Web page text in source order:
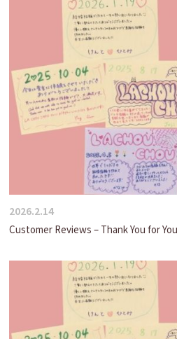
2026.2.14
Customer Reviews – Thank You for